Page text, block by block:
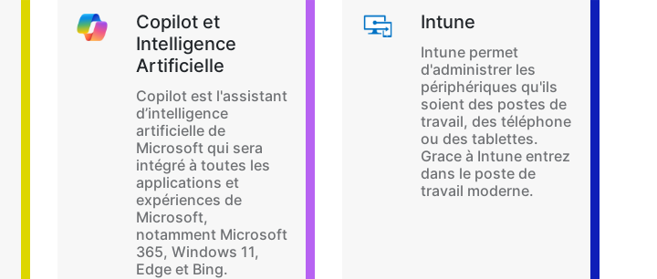
Copilot et
Intelligence
Artificielle
Copilot est l'assistant
d’intelligence
artificielle de
Microsoft qui sera
intégré à toutes les
applications et
expériences de
Microsoft,
notamment Microsoft
365, Windows 11,
Edge et Bing.
Intune
Intune permet
d'administrer les
périphériques qu'ils
soient des postes de
travail, des téléphone
ou des tablettes.
Grace à Intune entrez
dans le poste de
travail moderne.